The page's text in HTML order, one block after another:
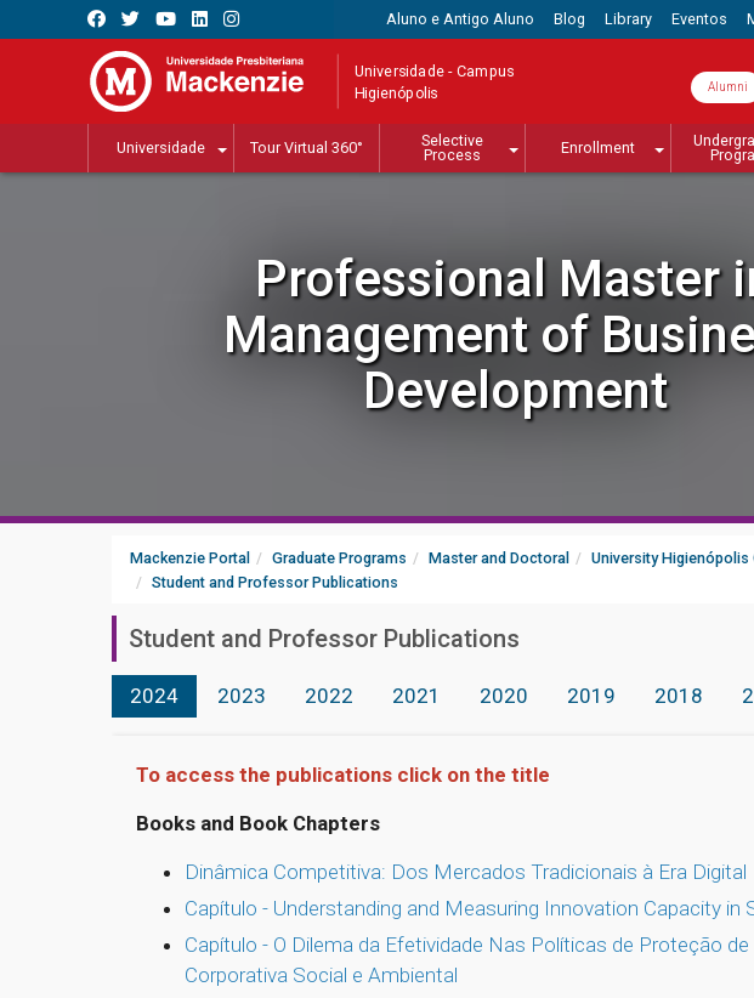
Aluno e Antigo Aluno Blog Library Eventos
Universidade - Campus
Higienópolis Alumni
Universidade Tour Virtual 360°
Selective
Process
Enrollment
Professional Master
Management of
Development
Mackenzie Portal Graduate Programs Master and Doctoral University Higienópolis
Student and Professor Publications
Student and Professor Publications
2024 2023 2022 2021 2020 2019 2018
To access the publications click on the title
Books and Book Chapters
Dinâmica Competitiva: Dos Mercados Tradicionais à Era Digital
Capítulo - Understanding and Measuring Innovation Capacity in
Capítulo - O Dilema da Efetividade Nas Políticas de Proteção
Corporativa Social e Ambiental